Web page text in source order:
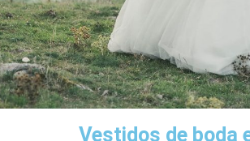
Vestidos de boda